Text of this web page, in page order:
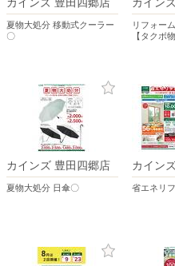
夏物大処分 移動式クーラー
〇
リフォー
【タクボ
カインズ 豊田四郷店
夏物大処分 日傘〇
カイン
省エネリ